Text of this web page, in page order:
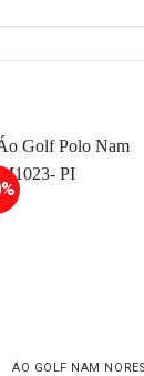
ÁO GOLF NAM